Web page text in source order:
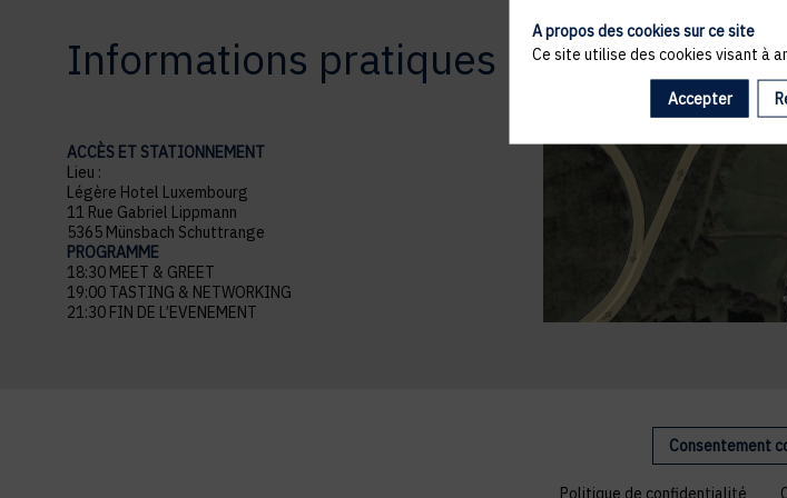
Informations pratiques
ACCÈS ET STATIONNEMENT
Lieu :
Légère Hotel Luxembourg
11 Rue Gabriel Lippmann
5365 Münsbach Schuttrange
PROGRAMME
18:30 MEET & GREET
19:00 TASTING & NETWORKING
21:30 FIN DE L’EVENEMENT
Consentement
Politique de confidentialité
A propos des cookies sur ce site
Ce site utilise des cookies visant à
Accepter